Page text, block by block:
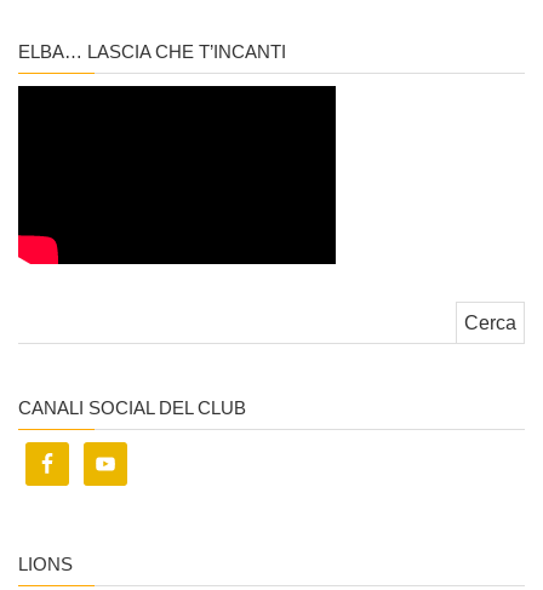
k
ELBA… LASCIA CHE T’INCANTI
CANALI SOCIAL DEL CLUB
LIONS